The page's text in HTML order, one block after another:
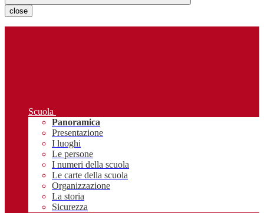
close
Scuola
Panoramica
Presentazione
I luoghi
Le persone
I numeri della scuola
Le carte della scuola
Organizzazione
La storia
Sicurezza